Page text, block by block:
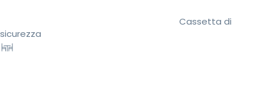
Cassetta di
sicurezza